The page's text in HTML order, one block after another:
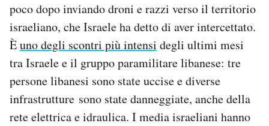
Notifiche mobile
Regala il Post
Hai bisogno di aiuto?
Esci
poco dopo inviando droni e razzi verso il territorio
israeliano, che Israele ha detto di aver intercettato.
Èuno degli scontri più intensi degli ultimi mesi
tra Israele e il gruppo paramilitare libanese: tre
persone libanesi sono state uccise e diverse
infrastrutture sono state danneggiate, anche della
rete elettrica e idraulica. I media israeliani hanno